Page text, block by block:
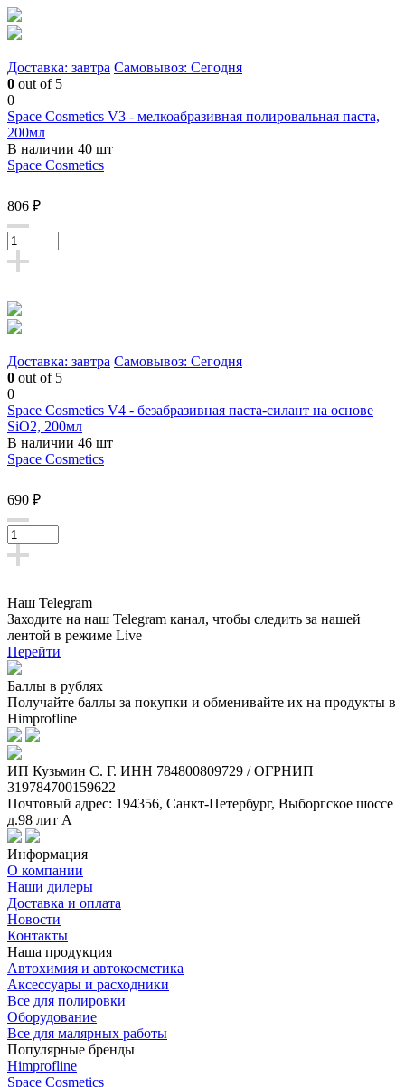
Доставка: завтра Самовывоз: Сегодня
0 out of 5
0
Space Cosmetics V3 - мелкоабразивная полировальная паста,
200мл
В наличии 40 шт
Space Cosmetics
806 ₽
Доставка: завтра Самовывоз: Сегодня
0 out of 5
0
Space Cosmetics V4 - безабразивная паста-силант на основе
SiO2, 200мл
В наличии 46 шт
Space Cosmetics
690 ₽
Наш Telegram
Заходите на наш Telegram канал, чтобы следить за нашей
лентой в режиме Live
Перейти
Баллы в рублях
Получайте баллы за покупки и обменивайте их на продукты в
Himprofline
ИП Кузьмин C. Г. ИНН 784800809729 / ОГРНИП
319784700159622
Почтовый адрес: 194356, Санкт-Петербург, Выборгское шоссе
д.98 лит А
Информация
О компании
Наши дилеры
Доставка и оплата
Новости
Контакты
Наша продукция
Автохимия и автокосметика
Аксессуары и расходники
Все для полировки
Оборудование
Все для малярных работы
Популярные бренды
Himprofline
Space Cosmetics